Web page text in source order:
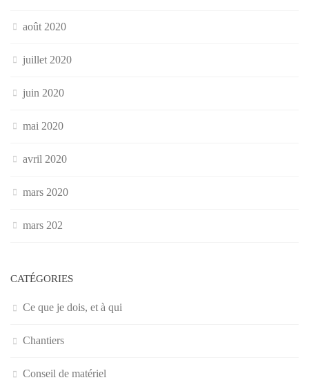
août 2020
juillet 2020
juin 2020
mai 2020
avril 2020
mars 2020
mars 202
CATÉGORIES
Ce que je dois, et à qui
Chantiers
Conseil de matériel